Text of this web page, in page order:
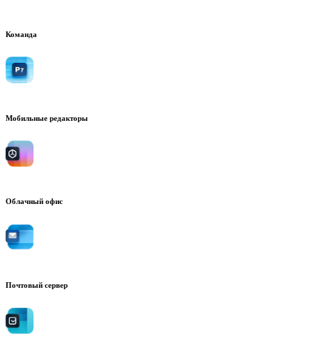
Команда
Мобильные редакторы
Облачный офис
Почтовый сервер